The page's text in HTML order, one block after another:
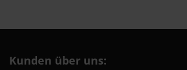
Kunden über uns: